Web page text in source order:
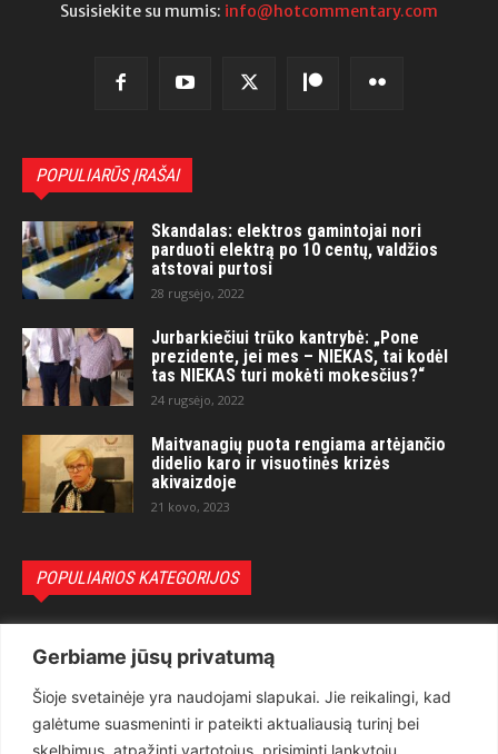
Gerbiame jūsų privatumą
Šioje svetainėje yra naudojami slapukai. Jie reikalingi, kad
galėtume suasmeninti ir pateikti aktualiausią turinį bei
skelbimus, atpažinti vartotojus, prisiminti lankytojų
Susisiekite su mumis: info@hotcommentary.com
POPULIARŪS ĮRAŠAI
Skandalas: elektros gamintojai nori
parduoti elektrą po 10 centų, valdžios
atstovai purtosi
28 rugsėjo, 2022
Jurbarkiečiui trūko kantrybė: „Pone
prezidente, jei mes – NIEKAS, tai kodėl
tas NIEKAS turi mokėti mokesčius?“
24 rugsėjo, 2022
Maitvanagių puota rengiama artėjančio
didelio karo ir visuotinės krizės
akivaizdoje
21 kovo, 2023
POPULIARIOS KATEGORIJOS
Teisėsauga
1497
Aktualu